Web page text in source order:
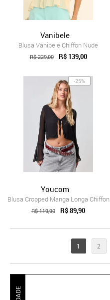
Vanibele
Blusa Vanibele Chiffon Nude
R$ 229,00 R$ 139,00
-25%
Youcom
Blusa Cropped Manga Longa Chiffon
R$ 119,90 R$ 89,90
1 2